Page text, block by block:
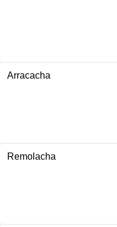
Arracacha
Remolacha